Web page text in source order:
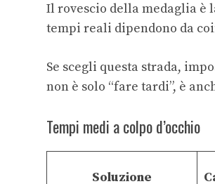
Il rovescio della medaglia è
tempi reali dipendono da
Se scegli questa strada,
non è solo “fare tardi”, è
Tempi medi a colpo d’occhio
Soluzione